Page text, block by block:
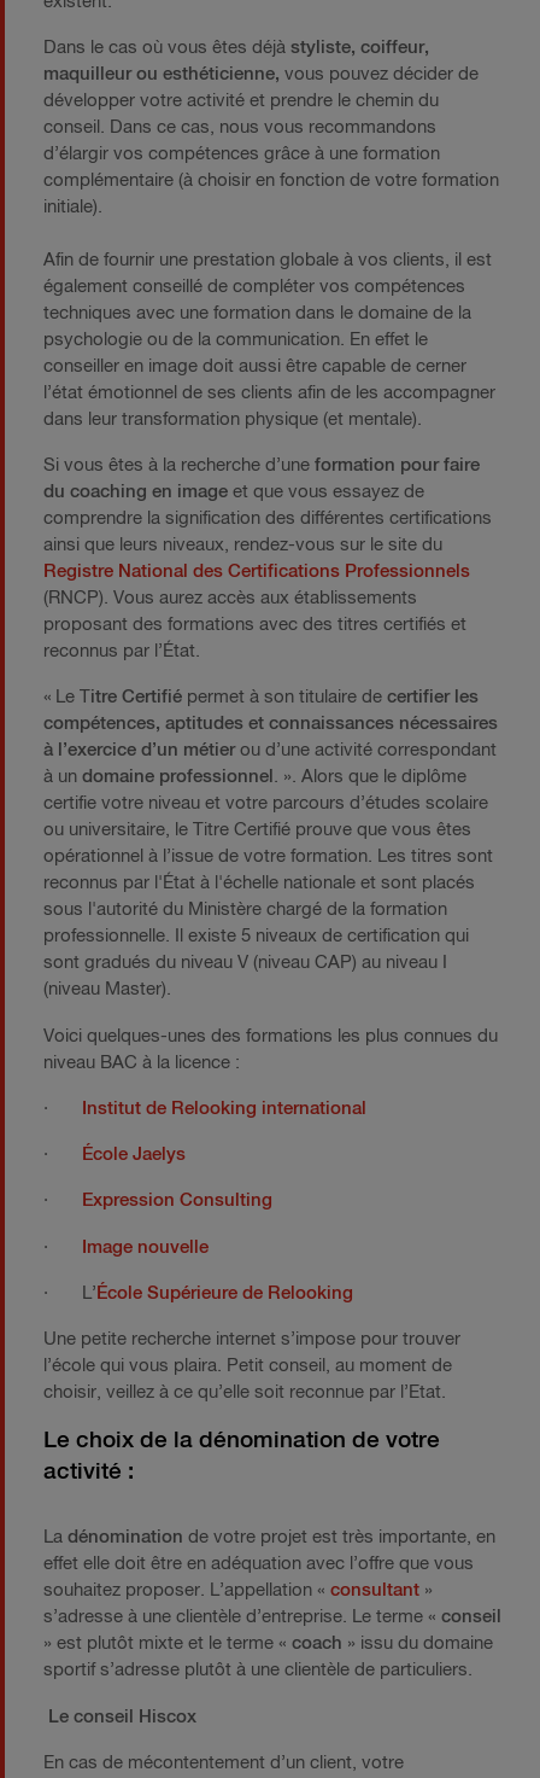
Dans le cas où vous êtes déjà styliste, coiffeur,
maquilleur ou esthéticienne, vous pouvez décider de
développer votre activité et prendre le chemin du
conseil. Dans ce cas, nous vous recommandons
d’élargir vos compétences grâce à une formation
complémentaire (à choisir en fonction de votre formation
initiale).
Afin de fournir une prestation globale à vos clients, il est
également conseillé de compléter vos compétences
techniques avec une formation dans le domaine de la
psychologie ou de la communication. En effet le
conseiller en image doit aussi être capable de cerner
l’état émotionnel de ses clients afin de les accompagner
dans leur transformation physique (et mentale).
Si vous êtes à la recherche d’une formation pour faire
du coaching en image et que vous essayez de
comprendre la signification des différentes certifications
ainsi que leurs niveaux, rendez-vous sur le site du
Registre National des Certifications Professionnels
(RNCP). Vous aurez accès aux établissements
proposant des formations avec des titres certifiés et
reconnus par l’État.
« Le T itre Certifié permet à son titulaire de certifier les
compétences, aptitudes et connaissances nécessaires
à l’exercice d’un métierou d’une activité correspondant
à un domaine professionnel . ». Alors que le diplôme
certifie votre niveau et votre parcours d’études scolaire
ou universitaire, le Titre Certifié prouve que vous êtes
opérationnel à l’issue de votre formation. Les titres sont
reconnus par l'État à l'échelle nationale et sont placés
sous l'autorité du Ministère chargé de la formation
professionnelle. Il existe 5 niveaux de certification qui
sont gradués du niveau V (niveau CAP) au niveau I
(niveau Master).
Voici quelques-unes des formations les plus connues du
niveau BAC à la licence :
· Institut de Relooking international
· École Jaelys
· Expression Consulting
· Image nouvelle
· L’ École Supérieure de Relooking
Une petite recherche internet s’impose pour trouver
l’école qui vous plaira. Petit conseil, au moment de
choisir, veillez à ce qu’elle soit reconnue par l’Etat.
Le choix de la dénomination de votre
activité :
La dénomination de votre projet est très importante, en
effet elle doit être en adéquation avec l’offre que vous
souhaitez proposer. L’appellation « consultant »
s’adresse à une clientèle d’entreprise. Le terme « conseil
» est plutôt mixte et le terme « coach » issu du domaine
sportif s’adresse plutôt à une clientèle de particuliers.
Le conseil Hiscox
En cas de mécontentement d’un client, votre